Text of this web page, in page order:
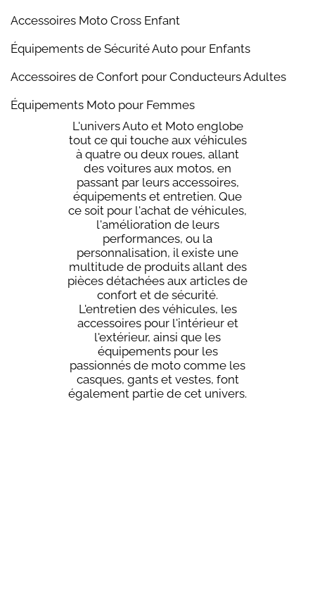
L'univers Auto et Moto englobe
tout ce qui touche aux véhicules
à quatre ou deux roues, allant
des voitures aux motos, en
passant par leurs accessoires,
équipements et entretien. Que
ce soit pour l'achat de véhicules,
l'amélioration de leurs
performances, ou la
personnalisation, il existe une
multitude de produits allant des
pièces détachées aux articles de
confort et de sécurité.
L'entretien des véhicules, les
accessoires pour l'intérieur et
l'extérieur, ainsi que les
équipements pour les
passionnés de moto comme les
casques, gants et vestes, font
également partie de cet univers.
Accessoires Moto Cross Enfant
Équipements de Sécurité Auto pour Enfants
Accessoires de Confort pour Conducteurs Adultes
Équipements Moto pour Femmes